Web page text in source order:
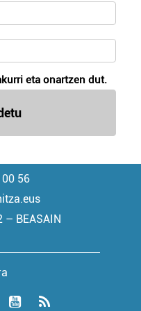
eta onartzen dut.
56
– BEASAIN